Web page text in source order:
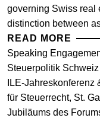
governing Swiss real
distinction between
READ MORE
Speaking
Steuerpolitik
ILE-
für Steuerrecht, St.
Jubiläums des